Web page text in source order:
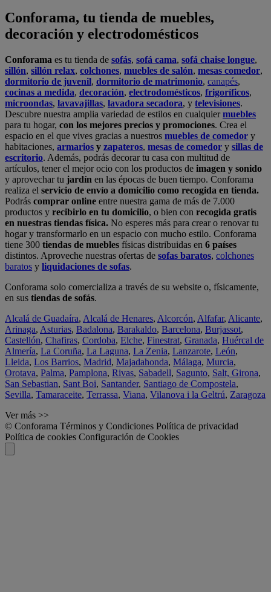
Conforama, tu tienda de muebles,
decoración y electrodomésticos
Conforama es tu tienda de sofás, sofá cama, sofá chaise longue,
sillón, sillón relax, colchones, muebles de salón, mesas comedor,
dormitorio de juvenil, dormitorio de matrimonio, canapés,
cocinas a medida, decoración, electrodomésticos, frigoríficos,
microondas, lavavajillas, lavadora secadora, y televisiones.
Descubre nuestra amplia variedad de estilos en cualquiermuebles
para tu hogar, con los mejores precios y promociones. Crea el
espacio en el que vives gracias a nuestros muebles de comedor y
habitaciones, armarios y zapateros, mesas de comedor y sillas de
escritorio. Además, podrás decorar tu casa con multitud de
artículos, tener el mejor ocio con los productos de imagen y sonido
y aprovechar tu jardín en las épocas de buen tiempo. Conforama
realiza el servicio de envío a domicilio como recogida en tienda.
Podrás comprar online entre nuestra gama de más de 7.000
productos y recibirlo en tu domicilio, o bien con recogida gratis
en nuestras tiendas física. No esperes más para crear o renovar tu
hogar y transformarlo en un espacio con mucho estilo. Conforama
tiene 300 tiendas de muebles físicas distribuidas en 6 países
distintos. Aproveche nuestras ofertas de sofas baratos, colchones
baratos y liquidaciones de sofas.
Conforama solo comercializa a través de su website o, físicamente,
en sus tiendas de sofás.
Alcalá de Guadaíra, Alcalá de Henares, Alcorcón, Alfafar, Alicante,
Arinaga, Asturias, Badalona, Barakaldo, Barcelona, Burjassot,
Castellón, Chafiras, Cordoba, Elche, Finestrat, Granada, Huércal de
Almería, La Coruña, La Laguna, La Zenia, Lanzarote, León,
Lleida, Los Barrios, Madrid, Majadahonda, Málaga, Murcia,
Orotava, Palma, Pamplona, Rivas, Sabadell, Sagunto, Salt, Girona,
San Sebastian, Sant Boi, Santander, Santiago de Compostela,
Sevilla, Tamaraceite, Terrassa, Viana, Vilanova i la Geltrú, Zaragoza
Ver más >>
© Conforama Términos y Condiciones Política de privacidad
Política de cookies Configuración de Cookies